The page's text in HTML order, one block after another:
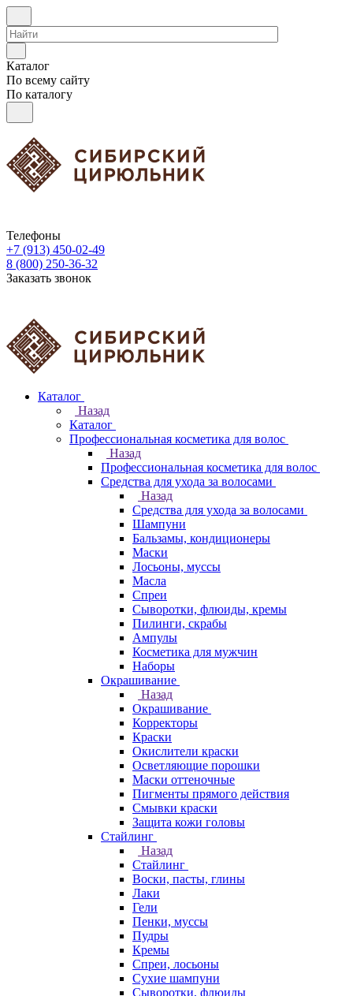
Каталог
По всему сайту
По каталогу
Телефоны
+7 (913) 450-02-49
8 (800) 250-36-32
Заказать звонок
Каталог
Назад
Каталог
Профессиональная косметика для волос
Назад
Профессиональная косметика для волос
Средства для ухода за волосами
Назад
Средства для ухода за волосами
Шампуни
Бальзамы, кондиционеры
Маски
Лосьоны, муссы
Масла
Спреи
Сыворотки, флюиды, кремы
Пилинги, скрабы
Ампулы
Косметика для мужчин
Наборы
Окрашивание
Назад
Окрашивание
Корректоры
Краски
Окислители краски
Осветляющие порошки
Маски оттеночные
Пигменты прямого действия
Смывки краски
Защита кожи головы
Стайлинг
Назад
Стайлинг
Воски, пасты, глины
Лаки
Гели
Пенки, муссы
Пудры
Кремы
Спреи, лосьоны
Сухие шампуни
Сыворотки, флюиды